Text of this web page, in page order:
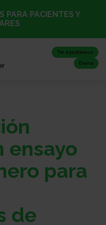
PARA PACIENTES Y
Te ayudamos
Dona
ensayo
para
de